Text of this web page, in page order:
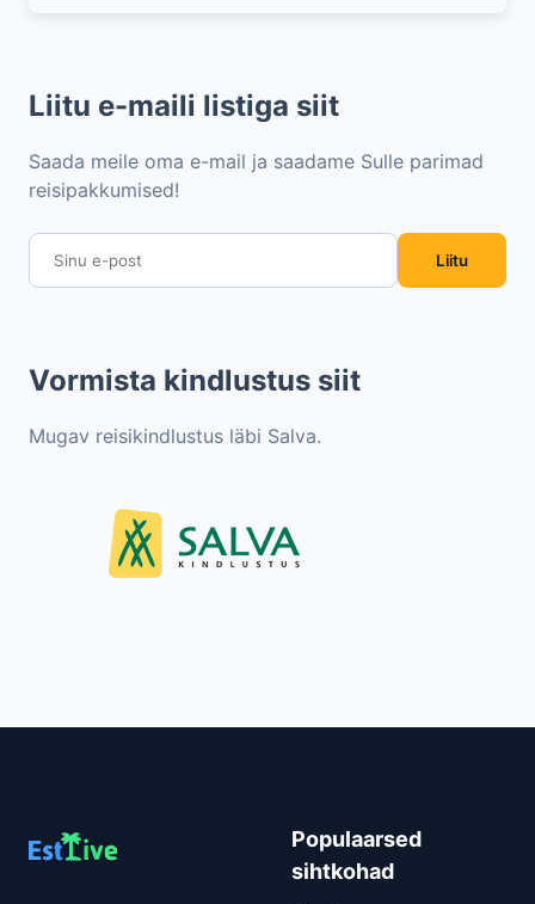
Liitu e-maili listiga siit
Saada meile oma e-mail ja saadame Sulle parimad
reisipakkumised!
Liitu
Vormista kindlustus siit
Mugav reisikindlustus läbi Salva.
Populaarsed
sihtkohad